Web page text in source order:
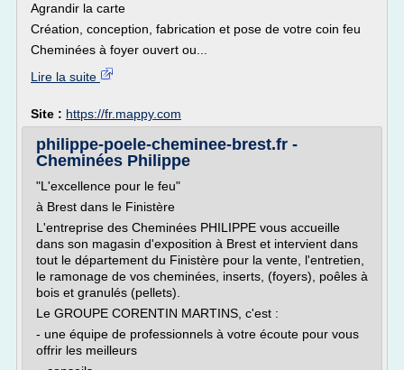
Agrandir la carte
Création, conception, fabrication et pose de votre coin feu
Cheminées à foyer ouvert ou...
Lire la suite
Site : https://fr.mappy.com
philippe-poele-cheminee-brest.fr -
Cheminées Philippe
"L'excellence pour le feu"
à Brest dans le Finistère
L'entreprise des Cheminées PHILIPPE vous accueille
dans son magasin d'exposition à Brest et intervient dans
tout le département du Finistère pour la vente, l'entretien,
le ramonage de vos cheminées, inserts, (foyers), poêles à
bois et granulés (pellets).
Le GROUPE CORENTIN MARTINS, c'est :
- une équipe de professionnels à votre écoute pour vous
offrir les meilleurs